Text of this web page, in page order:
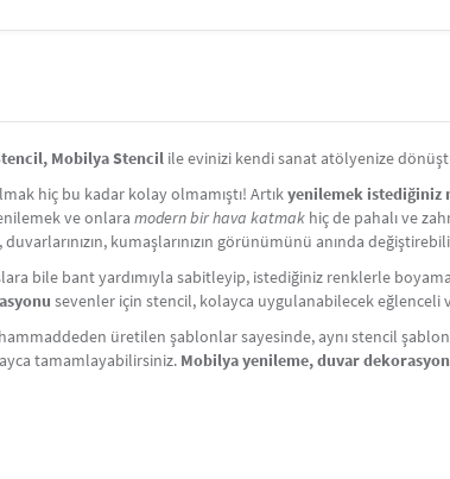
Mobilya Stencil ile evinizi kendi sanat atölyenize
hiç bu kadar kolay olmamıştı! Artıkyenilemek istediğiniz
ve onlara modern bir hava katmak hiç de pahalı ve
duvarlarınızın, kumaşlarınızın görünümünü anında
bile bant yardımıyla sabitleyip, istediğiniz renklerle
sevenler için stencil, kolayca uygulanabilecek eğlenceli
üretilen şablonlar sayesinde, aynı stencil
tamamlayabilirsiniz. Mobilya yenileme, duvar